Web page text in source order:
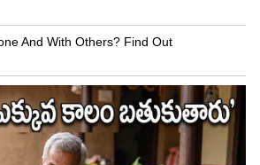
నటిస్తూ ప్రియాంక బిజీగా ఉన్నారు.
ఉన్నప్పుడల్లా సోషల్ మీడియాలో